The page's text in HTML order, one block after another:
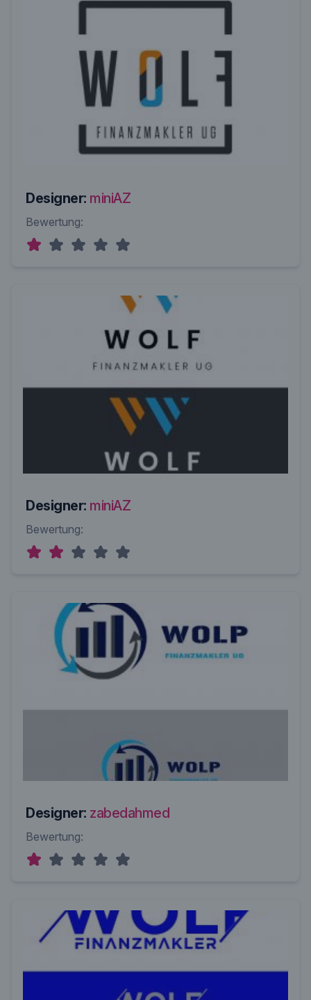
Designer: miniAZ
Bewertung:
Designer: miniAZ
Bewertung:
Designer: zabedahmed
Bewertung: